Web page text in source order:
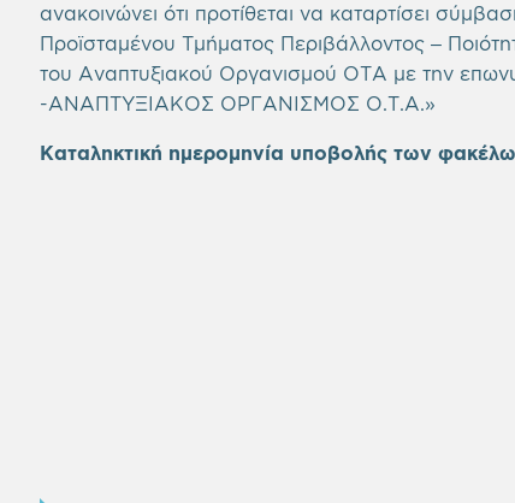
ανακοινώνει ότι προτίθεται να καταρτίσει
Προϊσταμένου Τμήματος Περιβάλλοντος –
του Αναπτυξιακού Οργανισμού ΟΤΑ με την
-ΑΝΑΠΤΥΞΙΑΚΟΣ ΟΡΓΑΝΙΣΜΟΣ Ο.Τ.Α.»
Καταληκτική ημερομηνία υποβολής των